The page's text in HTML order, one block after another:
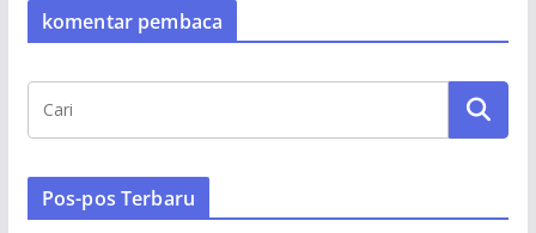
komentar pembaca
Pos-pos Terbaru